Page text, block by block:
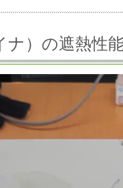
ナ）の遮熱性